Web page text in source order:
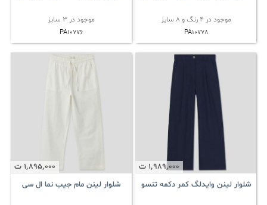
موجود در 4 رنگ و 8 سایز
PA10778
موجود در 3 سایز
PA10776
1٬989٬000 ت
شلوار لینن وایدلگ کمر دکمه تنسو
1٬895٬000 ت
شلوار لینن مام جیب نما ال سی